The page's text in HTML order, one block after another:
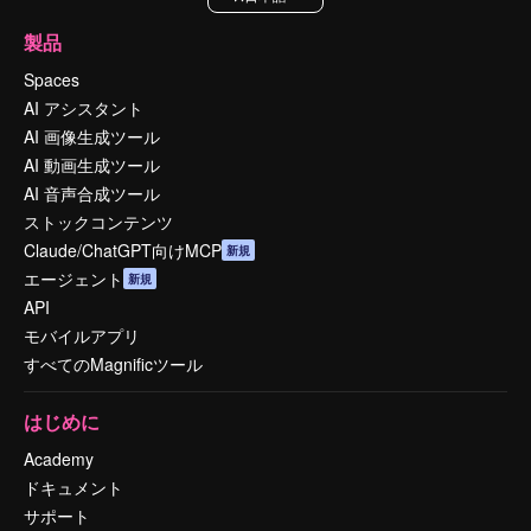
製品
Spaces
AI アシスタント
AI 画像生成ツール
AI 動画生成ツール
AI 音声合成ツール
ストックコンテンツ
Claude/ChatGPT向けMCP 新規
エージェント 新規
API
モバイルアプリ
すべてのMagnificツール
はじめに
Academy
ドキュメント
サポート